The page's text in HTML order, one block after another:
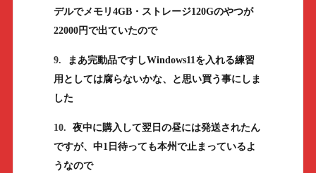
デルでメモリ4GB・ストレージ120Gのやつが
22000円で出ていたので
9.
まあ完動品ですしWindows11を入れる練習
用としては腐らないかな、と思い買う事にしま
した
10.
夜中に購入して翌日の昼には発送されたん
ですが、中1日待っても本州で止まっているよ
うなので